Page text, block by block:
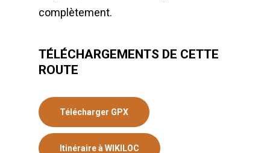
complètement.
TÉLÉCHARGEMENTS DE CETTE
ROUTE
Télécharger GPX
Itinéraire à WIKILOC